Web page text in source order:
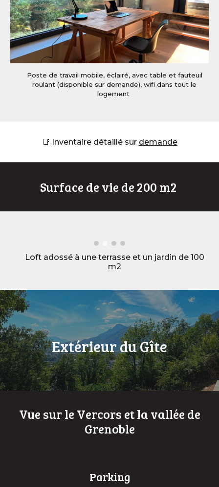
Poste de travail mobile, éclairé,avec table et fauteuil
roulant (disponible sur demande), wifi dans tout le
logement
📑 Inventaire détaillé sur demande
Surface de vie de 200 m2
Loft adossé à une terrasse et un jardin de 100
m2
Extérieur du Gîte
Vue sur le Vercors et la vallée de
Grenoble
Parking